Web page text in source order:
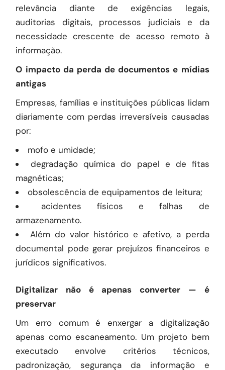
relevância diante de exigências legais,
auditorias digitais, processos judiciais e da
necessidade crescente de acesso remoto à
informação.
O impacto da perda de documentos e mídias
antigas
Empresas, famílias e instituições públicas lidam
diariamente com perdas irreversíveis causadas
por:
mofo e umidade;
degradação química do papel e de fitas
magnéticas;
obsolescência de equipamentos de leitura;
acidentes físicos e falhas de
armazenamento.
Além do valor histórico e afetivo, a perda
documental pode gerar prejuízos financeiros e
jurídicos significativos.
Digitalizar não é apenas converter — é
preservar
Um erro comum é enxergar a digitalização
apenas como escaneamento. Um projeto bem
executado envolve critérios técnicos,
padronização, segurança da informação e